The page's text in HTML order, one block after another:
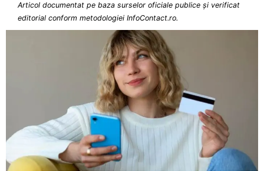
Articol documentat pe baza surselor oficiale publice și verificat
editorial conform metodologiei InfoContact.ro.